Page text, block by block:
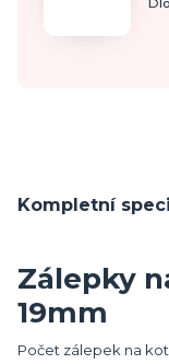
Kompletní
Zálepky
19mm
Počet zálepek na